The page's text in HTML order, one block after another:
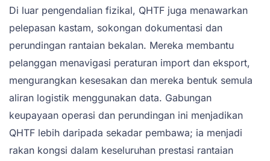
Di luar pengendalian fizikal, QHTF juga menawarkan
pelepasan kastam, sokongan dokumentasi dan
perundingan rantaian bekalan. Mereka membantu
pelanggan menavigasi peraturan import dan eksport,
mengurangkan kesesakan dan mereka bentuk semula
aliran logistik menggunakan data. Gabungan
keupayaan operasi dan perundingan ini menjadikan
QHTF lebih daripada sekadar pembawa; ia menjadi
rakan kongsi dalam keseluruhan prestasi rantaian